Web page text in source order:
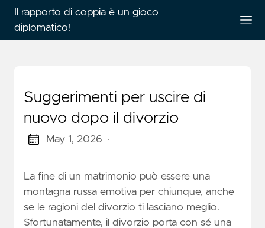
Il rapporto di coppia è un gioco
diplomatico!
Suggerimenti per uscire di
nuovo dopo il divorzio
May 1, 2026 ·
La fine di un matrimonio può essere una
montagna russa emotiva per chiunque, anche
se le ragioni del divorzio ti lasciano meglio.
Sfortunatamente, il divorzio porta con sé una